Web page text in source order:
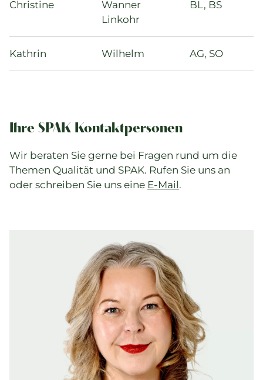
Christine
Wanner
Linkohr
BL, BS
Kathrin Wilhelm AG, SO
Ihre SPAK Kontaktpersonen
Wir beraten Sie gerne bei Fragen rund um die
Themen Qualität und SPAK. Rufen Sie uns an
oder schreiben Sie uns eine E-Mail.